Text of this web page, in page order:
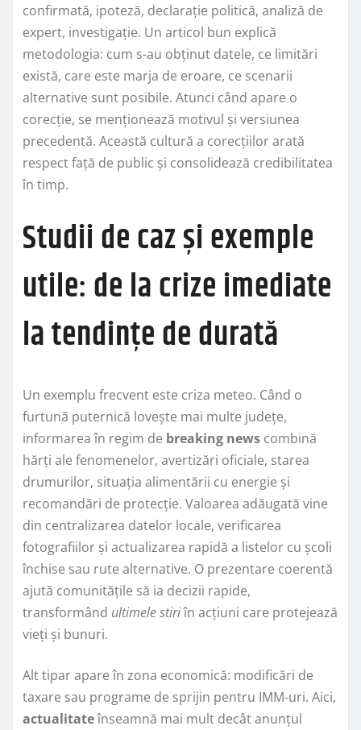
confirmată, ipoteză, declarație politică, analiză de
expert, investigație. Un articol bun explică
metodologia: cum s-au obținut datele, ce limitări
există, care este marja de eroare, ce scenarii
alternative sunt posibile. Atunci când apare o
corecție, se menționează motivul și versiunea
precedentă. Această cultură a corecțiilor arată
respect față de public și consolidează credibilitatea
în timp.
Studii de caz și exemple
utile: de la crize imediate
la tendințe de durată
Un exemplu frecvent este criza meteo. Când o
furtună puternică lovește mai multe județe,
informarea în regim de breaking news combină
hărți ale fenomenelor, avertizări oficiale, starea
drumurilor, situația alimentării cu energie și
recomandări de protecție. Valoarea adăugată vine
din centralizarea datelor locale, verificarea
fotografiilor și actualizarea rapidă a listelor cu școli
închise sau rute alternative. O prezentare coerentă
ajută comunitățile să ia decizii rapide,
transformând ultimele stiriîn acțiuni care protejează
vieți și bunuri.
Alt tipar apare în zona economică: modificări de
taxare sau programe de sprijin pentru IMM-uri. Aici,
actualitateînseamnă mai mult decât anunțul